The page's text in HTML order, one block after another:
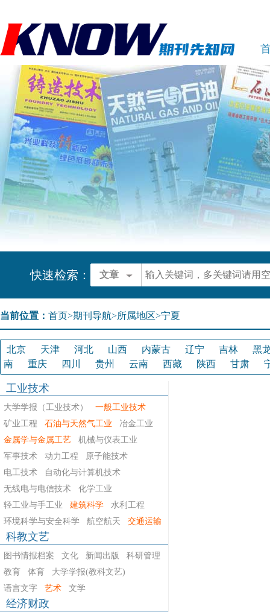
快速检索： 文章
当前位置： 首页>期刊导航>所属地区>宁夏
北京 天津 河北 山西 内蒙古 辽宁 吉林
黑
南
重庆 四川 贵州 云南 西藏 陕西 甘肃
工业技术
大学学报（工业技术）
一般工业技术
矿业工程
石油与天然气工业
冶金工业
金属学与金属工艺
机械与仪表工业
军事技术
动力工程
原子能技术
电工技术
自动化与计算机技术
无线电与电信技术
化学工业
轻工业与手工业
建筑科学
水利工程
环境科学与安全科学
航空航天 交通运输
科教文艺
图书情报档案 文化 新闻出版
科研管理
教育
体育
大学学报(教科文艺)
语言文字
艺术 文学
经济财政